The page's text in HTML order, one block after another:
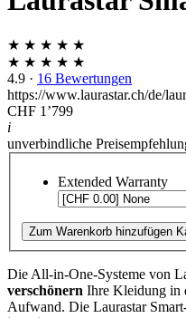
★ ★ ★ ★ ★
★ ★ ★ ★ ★
4.9 · 16 Bewertungen
https://www.laurastar.ch/de/
CHF 1’799
i
unverbindliche
Extended Warranty
Zum Warenkorb hinzufügen
Die All-in-One-Systeme von
verschönern Ihre Kleidung in
Aufwand. Die Laurastar